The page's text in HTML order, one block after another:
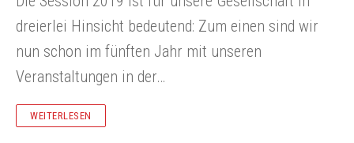
Mitgliedschaft
Sponsoren, Partner und Unterstützer
Chronik
Fidele Sandhasen-Sitzung
Fidele Mädchensitzung
Jeck Friday
Impressum
Datenschutzerklärung
Ticketshop
dreierlei Hinsicht bedeutend: Zum einen sind wir
nun schon im fünften Jahr mit unseren
Veranstaltungen in der…
WEITERLESEN